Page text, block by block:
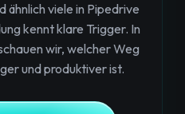
ähnlich viele in Pipedrive
kennt klare Trigger. In
wir, welcher Weg
und produktiver ist.